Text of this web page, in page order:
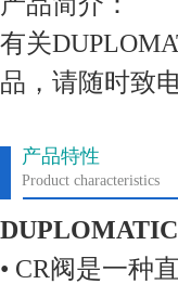
有关
品，请随时致
产品特性
Product characteristics
• CR阀是一种